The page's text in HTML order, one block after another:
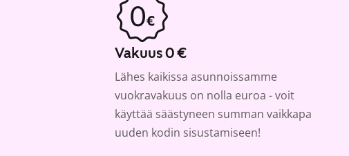
Vakuus 0 €
Lähes kaikissa asunnoissamme
vuokravakuus on nolla euroa - voit
käyttää säästyneen summan vaikkapa
uuden kodin sisustamiseen!